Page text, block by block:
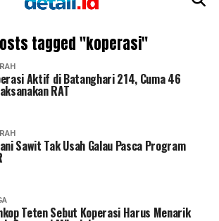
tagged "koperasi"
Aktif di Batanghari 214, Cuma 46
RAT
Sawit Tak Usah Galau Pasca Program
Teten Sebut Koperasi Harus Menarik